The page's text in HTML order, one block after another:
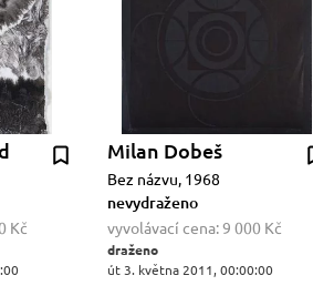
Kč
Milan Dobeš
Bez názvu, 1968
nevydraženo
vyvolávací cena:9 000 Kč
draženo
út 3. května 2011, 00:00:00